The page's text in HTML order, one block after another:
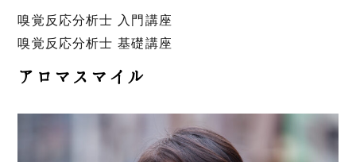
嗅覚反応分析士 入門講座
嗅覚反応分析士 基礎講座
アロマスマイル